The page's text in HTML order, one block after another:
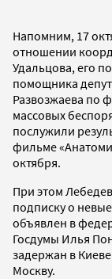
Напомним, 17
отношении
Удальцова, его
помощника
Развозжаева по
массовых
послужили
фильме
октября.
При этом
подписку о
объявлен в
Госдумы Илья
задержан в
Москву.